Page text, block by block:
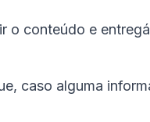
o conteúdo e
caso alguma